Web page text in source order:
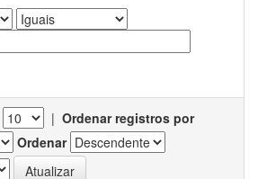
| Ordenar registros por
Ordenar